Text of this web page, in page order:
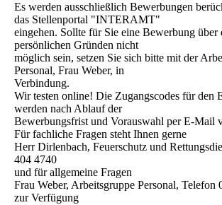
Es werden ausschließlich Bewerbungen
das Stellenportal "INTERAMT"
eingehen. Sollte für Sie eine Bewerbung über
persönlichen Gründen nicht
möglich sein, setzen Sie sich bitte mit der
Personal, Frau Weber, in
Verbindung.
Wir testen online! Die Zugangscodes für den
werden nach Ablauf der
Bewerbungsfrist und Vorauswahl per E-Mail
Für fachliche Fragen steht Ihnen gerne
Herr Dirlenbach, Feuerschutz und
404 4740
und für allgemeine Fragen
Frau Weber, Arbeitsgruppe Personal, Telefon
zur Verfügung